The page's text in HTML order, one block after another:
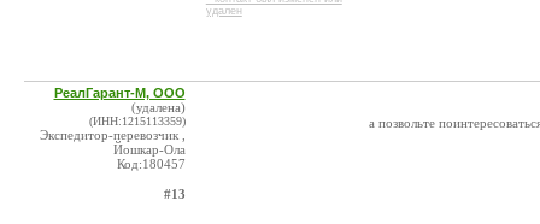
удален
РеалГарант-М, ООО
(удалена)
(ИНН:1215113359)
Экспедитор-перевозчик ,
Йошкар-Ола
Код:180457
#13
а позвольте